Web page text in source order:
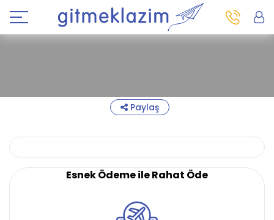
Paylaş
Esnek Ödeme ile Rahat Öde